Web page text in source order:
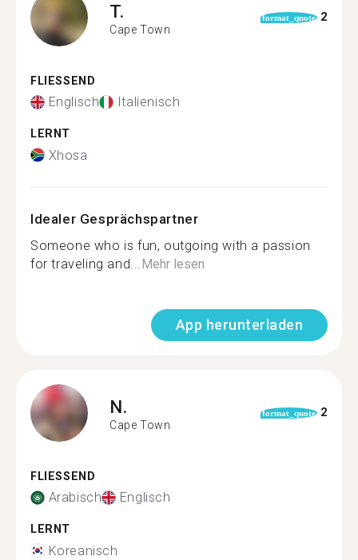
T.
Cape Town
format_quote 2
FLIESSEND
Englisch Italienisch
LERNT
Xhosa
Idealer Gesprächspartner
Someone who is fun, outgoing with a passion
for traveling and... Mehr lesen
App herunterladen
N.
Cape Town
format_quote 2
FLIESSEND
Arabisch Englisch
LERNT
Koreanisch